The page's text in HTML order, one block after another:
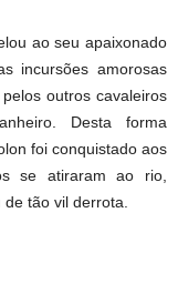
ao seu apaixonado
incursões amorosas
outros cavaleiros
Desta forma
foi conquistado aos
se atiraram ao rio,
tão vil derrota.